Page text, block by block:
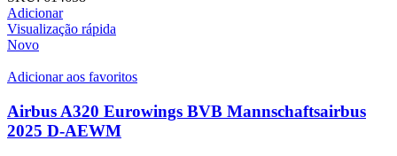
Adicionar
Visualização rápida
Novo
Adicionar aos favoritos
Airbus A320 Eurowings BVB Mannschaftsairbus
2025 D-AEWM